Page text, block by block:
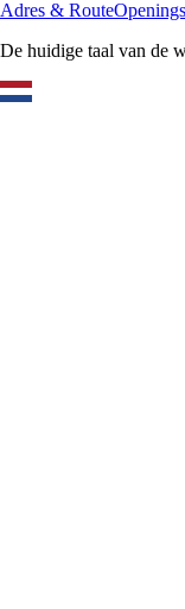
Adres & Route
De huidige taal van de